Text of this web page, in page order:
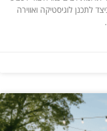
לתכנן לוגיסטיקה ואווירה